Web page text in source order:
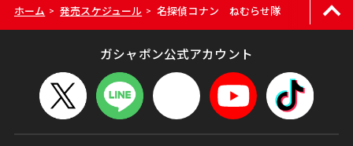
ホーム > 発売スケジュール > 名探偵コナン ねむらせ隊
ガシャポン公式アカウント